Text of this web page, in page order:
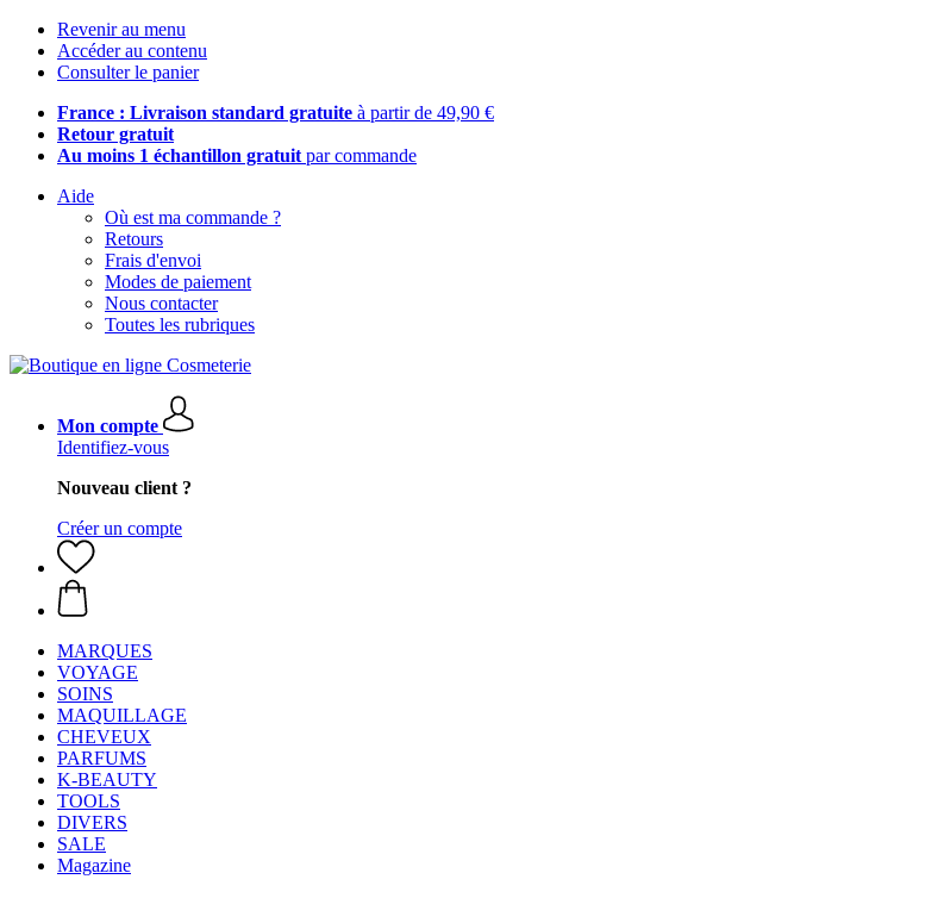
Revenir au menu
Accéder au contenu
Consulter le panier
France : Livraison standard gratuite à partir de 49,90 €
Retour gratuit
Au moins 1 échantillon gratuit par commande
Aide
Où est ma commande ?
Retours
Frais d'envoi
Modes de paiement
Nous contacter
Toutes les rubriques
Mon compte
Identifiez-vous
Nouveau client ?
Créer un compte
MARQUES
VOYAGE
SOINS
MAQUILLAGE
CHEVEUX
PARFUMS
K-BEAUTY
TOOLS
DIVERS
SALE
Magazine